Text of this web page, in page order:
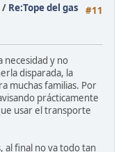
#11
/ Re:Tope del gas
necesidad y no
disparada, la
muchas familias. Por
prácticamente
usar el transporte
al final no va todo tan